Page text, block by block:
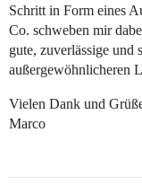
Schritt in Form eines
Co. schweben mir
gute, zuverlässige und
außergewöhnlicheren
Vielen Dank und
Marco